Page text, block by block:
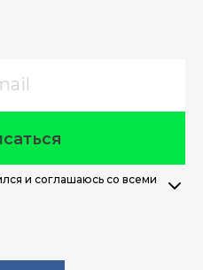
и соглашаюсь со всеми